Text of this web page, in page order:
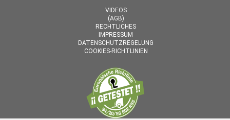
VIDEOS
(AGB)
RECHTLICHES
IMPRESSUM
DATENSCHUTZREGELUNG
COOKIES-RICHTLINIEN